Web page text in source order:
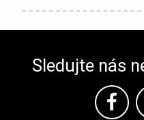
Sledujte nás